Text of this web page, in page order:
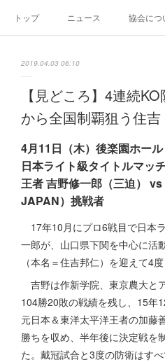
トップ ニュース 協会につ
2019.04.03 06:10
【見どころ】4連続
から全国制覇狙う住吉
4月11日（木）後楽園ホール
日本ライト級タイトルマッ
王者 吉野修一郎（三迫）
JAPAN）挑戦者
17年10月にプロ6戦目で日本
一郎が、山口県下関を中心に活
（本名＝住吉邦仁）を迎えて4
吉野は作新学院、東京農大と
104勝20敗の戦績を残し、15年
元日本＆東洋太平洋王者の加藤
勝ちを収め、半年後に決定戦を
た。戴冠試合と3度の防衛はす